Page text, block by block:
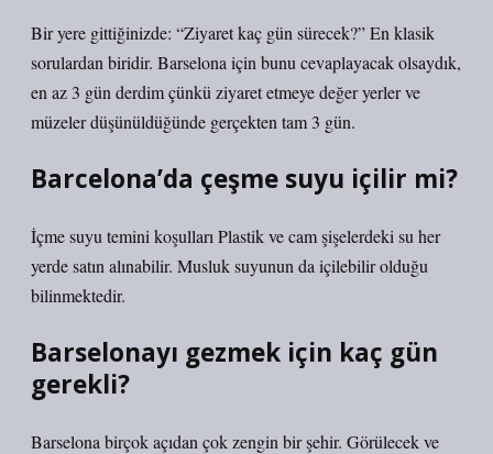
Bir yere gittiğinizde: “Ziyaret kaç gün sürecek?” En klasik
sorulardan biridir. Barselona için bunu cevaplayacak olsaydık,
en az 3 gün derdim çünkü ziyaret etmeye değer yerler ve
müzeler düşünüldüğünde gerçekten tam 3 gün.
Barcelona’da çeşme suyu içilir mi?
İçme suyu temini koşulları Plastik ve cam şişelerdeki su her
yerde satın alınabilir. Musluk suyunun da içilebilir olduğu
bilinmektedir.
Barselonayı gezmek için kaç gün
gerekli?
Barselona birçok açıdan çok zengin bir şehir. Görülecek ve